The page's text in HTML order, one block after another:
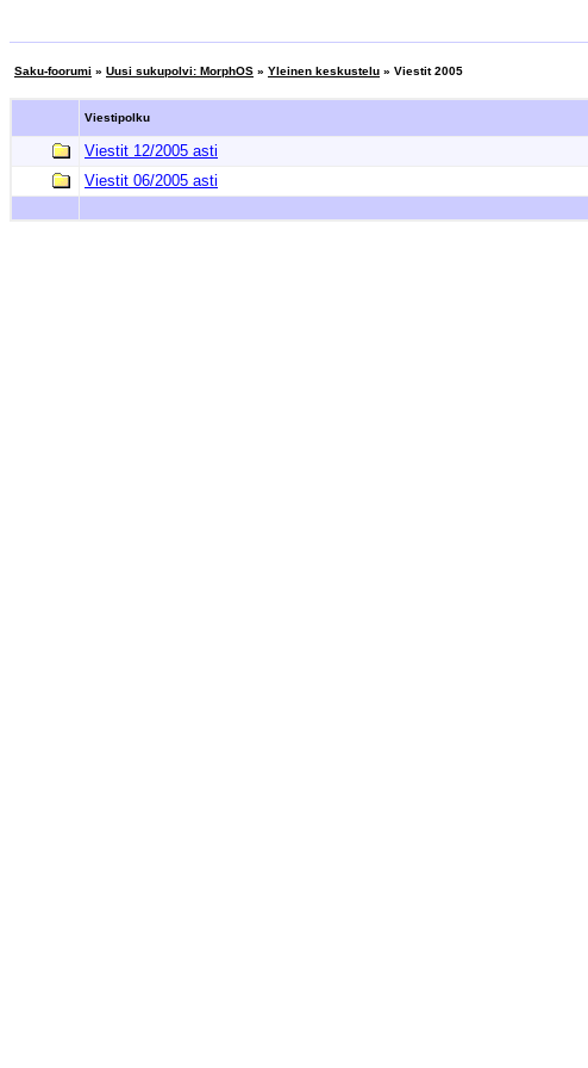
Saku-foorumi » Uusi sukupolvi: MorphOS » Yleinen keskustelu » Viestit 2005
Viestipolku
Viestit 12/2005 asti
Viestit 06/2005 asti